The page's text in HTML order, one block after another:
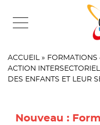
ACCUEIL » FORMATIONS
ACTION
DES ENFANTS ET LEUR
Nouveau :